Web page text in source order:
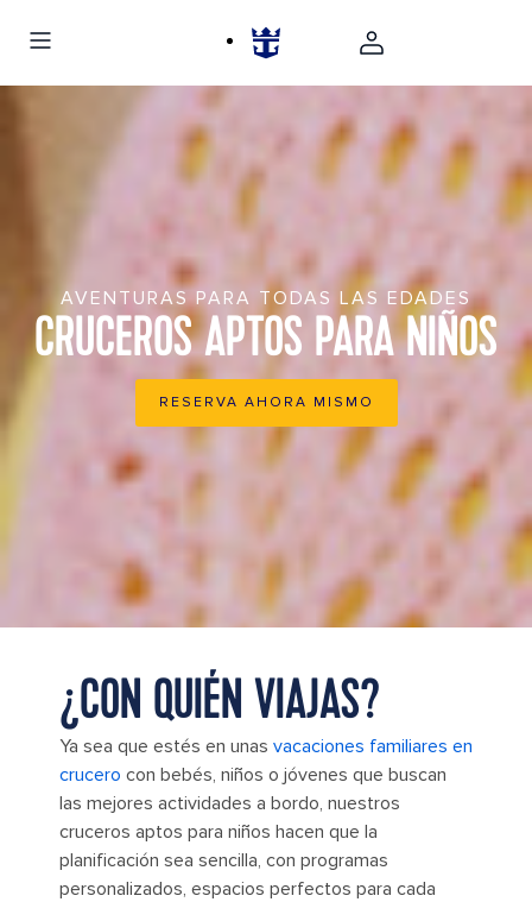
AVENTURAS PARA TODAS LAS EDADES
CRUCEROS APTOS PARA NIÑOS
RESERVA AHORA MISMO
¿CON QUIÉN VIAJAS?
Ya sea que estés en unas vacaciones familiares en
crucero con bebés, niños o jóvenes que buscan
las mejores actividades a bordo, nuestros
cruceros aptos para niños hacen que la
planificación sea sencilla, con programas
personalizados, espacios perfectos para cada